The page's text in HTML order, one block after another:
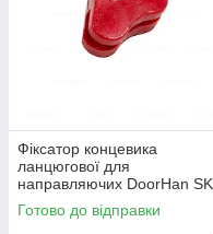
Фіксатор концевика
ланцюгової для
направляючих DoorHan SK
Готово до відправки